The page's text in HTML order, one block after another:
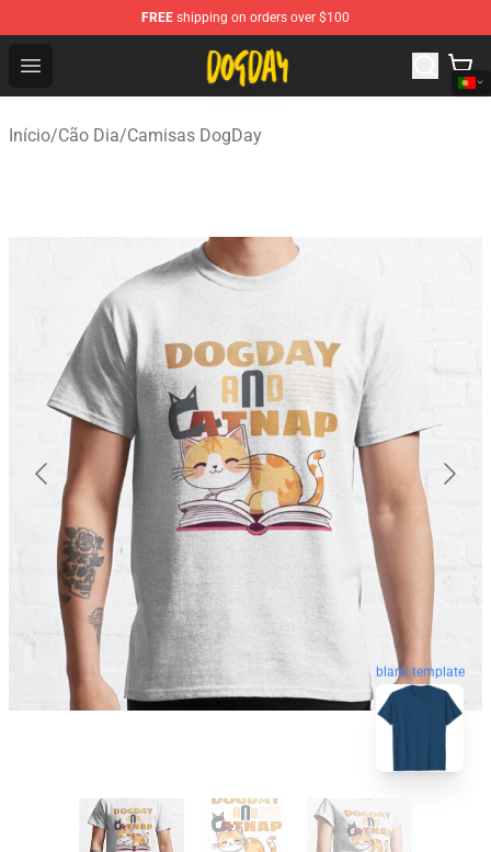
FREE shipping on orders over $100
Open menu
DogDay Store - Official DogDay Merchandise Shop
Início/Cão Dia/Camisas DogDay
blank template